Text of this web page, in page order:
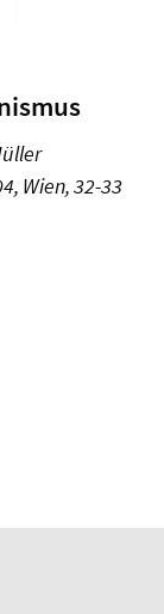
Wien, 32-33